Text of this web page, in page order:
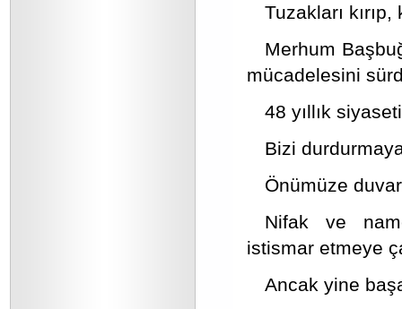
Tuzakları
Merhum
mücadelesini
48 yıllık
Bizi
Önümüze
Nifak ve
istismar etmeye
Ancak yine